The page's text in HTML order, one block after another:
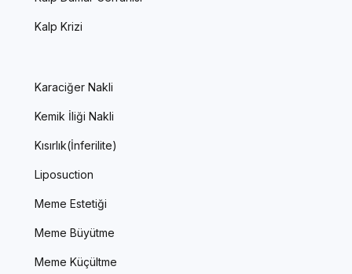
Kalp Krizi
Karaciğer Nakli
Kemik İliği Nakli
Kısırlık(İnferilite)
Liposuction
Meme Estetiği
Meme Büyütme
Meme Küçültme